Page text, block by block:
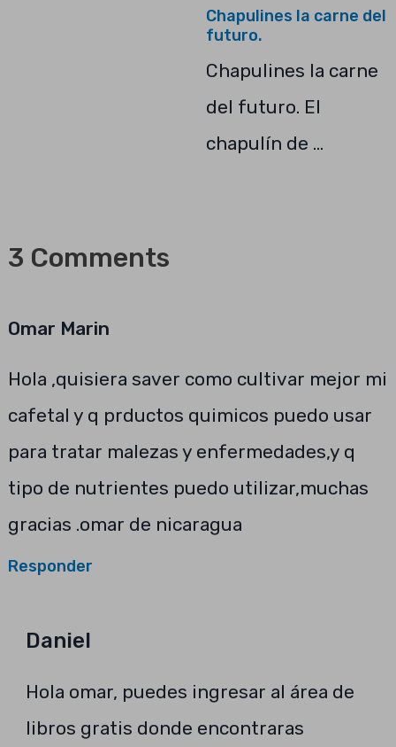
Chapulines la carne del
futuro.
Chapulines la carne
del futuro. El
chapulín de …
3 Comments
Omar Marin
Hola ,quisiera saver como cultivar mejor mi
cafetal y q prductos quimicos puedo usar
para tratar malezas y enfermedades,y q
tipo de nutrientes puedo utilizar,muchas
gracias .omar de nicaragua
Responder
Daniel
Hola omar, puedes ingresar al área de
libros gratis donde encontraras